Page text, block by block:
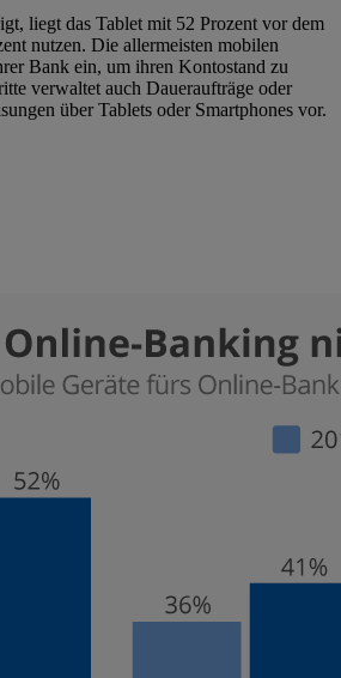
liegt das Tablet mit 52 Prozent vor dem
nutzen. Die allermeisten mobilen
Bank ein, um ihren Kontostand zu
verwaltet auch Daueraufträge oder
über Tablets oder Smartphones vor.